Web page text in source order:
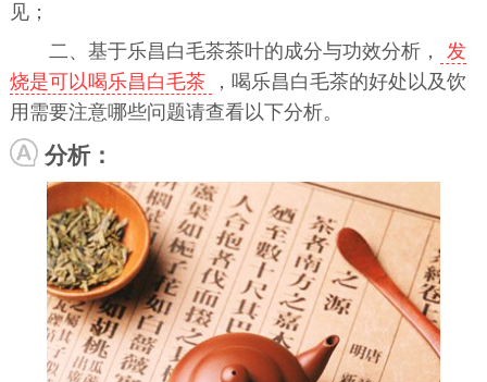
见；
二、基于乐昌白毛茶茶叶的成分与功效分析，
发
烧是可以喝乐昌白毛茶
，喝乐昌白毛茶的好处以及饮
用需要注意哪些问题请查看以下分析。
分析：